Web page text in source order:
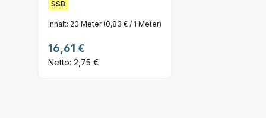
SSB
Inhalt: 20 Meter(0,83 € / 1 Meter)
Regulärer Preis:
16,61 €
Netto: 2,75 €